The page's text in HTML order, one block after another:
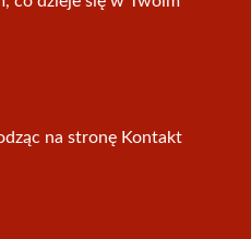
na stronę Kontakt